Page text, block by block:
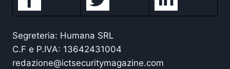
Segreteria: Humana SRL
C.F e P.IVA: 13642431004
redazione@ictsecuritymagazine.com